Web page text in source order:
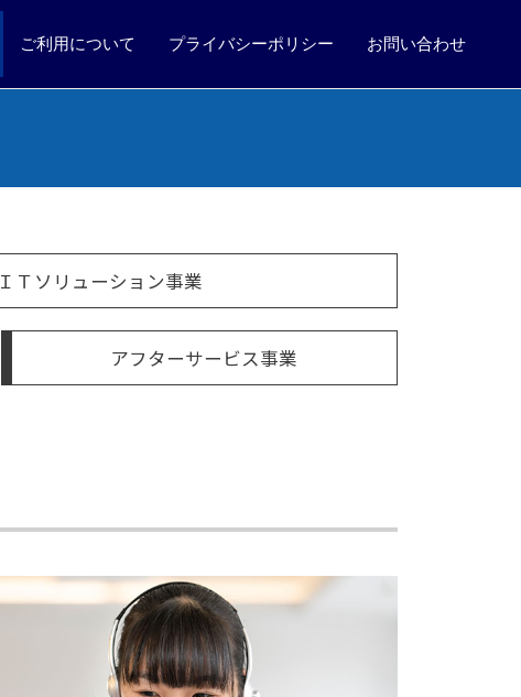
ご利用について プライバシーポリシー お問い合わせ
ＩＴソリューション事業
アフターサービス事業